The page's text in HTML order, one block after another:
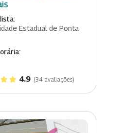
Estadual de Ponta
4.9 (34 avaliações)